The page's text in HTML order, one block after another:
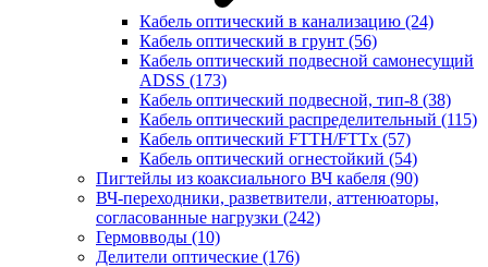
Кабель оптический в канализацию (24)
Кабель оптический в грунт (56)
Кабель оптический подвесной самонесущий
ADSS (173)
Кабель оптический подвесной, тип-8 (38)
Кабель оптический распределительный (115)
Кабель оптический FTTH/FTTx (57)
Кабель оптический огнестойкий (54)
Пигтейлы из коаксиального ВЧ кабеля (90)
ВЧ-переходники, разветвители, аттенюаторы,
согласованные нагрузки (242)
Гермовводы (10)
Делители оптические (176)